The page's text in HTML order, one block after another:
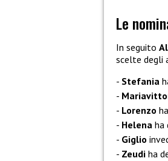
Le
In seguito
scelte degli
Stefania
Lorenzo
Helena ha
Giglio
Zeudi ha